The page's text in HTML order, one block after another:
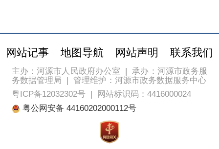
网站记事 地图导航 网站声明 联系我们
主办：河源市人民政府办公室 | 承办：河源市政务服
务数据管理局 | 管理维护：河源市政务数据服务中心
粤ICP备12032302号|
网站标识码：4416000024
粤公网安备 44160202000112号